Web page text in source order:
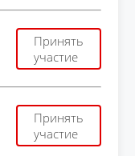
Принять
участие
Принять
участие